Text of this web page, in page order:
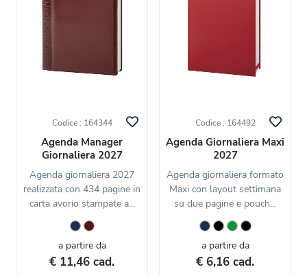
Codice : 164344
Agenda Manager
Giornaliera 2027
Agenda giornaliera 2027
realizzata con 434 pagine in
carta avorio stampate a...
a partire da
€ 11,46 cad.
Codice : 164492
Agenda Giornaliera Maxi
2027
Agenda giornaliera formato
Maxi con layout settimana
su due pagine e pouch...
a partire da
€ 6,16 cad.